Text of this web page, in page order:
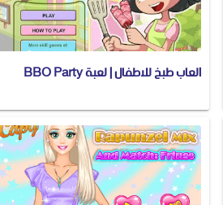
العاب طبخ للاطفال | لعبة BBO Party